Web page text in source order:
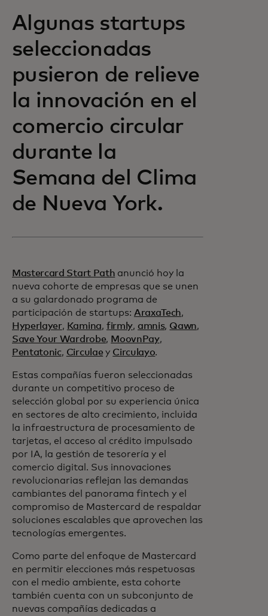
Algunas startups
seleccionadas
pusieron de relieve
la innovación en el
comercio circular
durante la
Semana del Clima
de Nueva York.
Mastercard Start Path anunció hoy la
nueva cohorte de empresas que se unen
a su galardonado programa de
participación de startups: AraxaTech,
Hyperlayer, Kamina, firmly, amnis, Qawn,
Save Your Wardrobe, MoovnPay,
Pentatonic, Circulae y Circulayo.
Estas compañías fueron seleccionadas
durante un competitivo proceso de
selección global por su experiencia única
en sectores de alto crecimiento, incluida
la infraestructura de procesamiento de
tarjetas, el acceso al crédito impulsado
por IA, la gestión de tesorería y el
comercio digital. Sus innovaciones
revolucionarias reflejan las demandas
cambiantes del panorama fintech y el
compromiso de Mastercard de respaldar
soluciones escalables que aprovechen las
tecnologías emergentes.
Como parte del enfoque de Mastercard
en permitir elecciones más respetuosas
con el medio ambiente, esta cohorte
también cuenta con un subconjunto de
nuevas compañías dedicadas a